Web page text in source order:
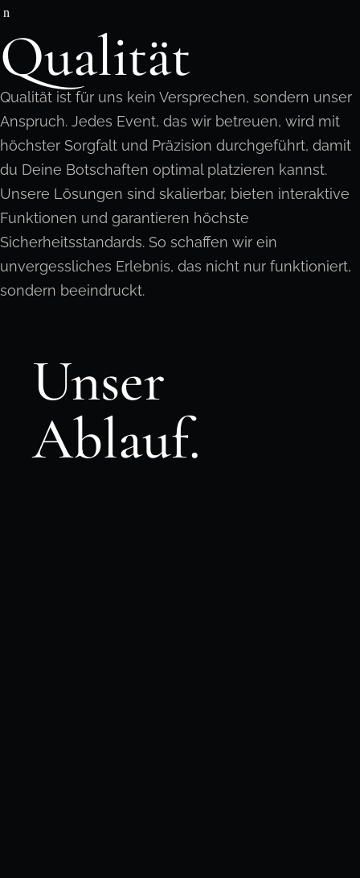
Qualität
Qualität ist für uns kein Versprechen, sondern unser
Anspruch. Jedes Event, das wir betreuen, wird mit
höchster Sorgfalt und Präzision durchgeführt, damit
du Deine Botschaften optimal platzieren kannst.
Unsere Lösungen sind skalierbar, bieten interaktive
Funktionen und garantieren höchste
Sicherheitsstandards. So schaffen wir ein
unvergessliches Erlebnis, das nicht nur funktioniert,
sondern beeindruckt.
Unser
Ablauf.